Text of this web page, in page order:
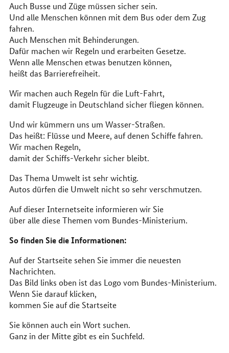
Auch Busse und Züge müssen sicher sein.
Und alle Menschen können mit dem Bus oder dem Zug
fahren.
Auch Menschen mit Behinderungen.
Dafür machen wir Regeln und erarbeiten Gesetze.
Wenn alle Menschen etwas benutzen können,
heißt das Barrierefreiheit.
Wir machen auch Regeln für die Luft-Fahrt,
damit Flugzeuge in Deutschland sicher fliegen können.
Und wir kümmern uns um Wasser-Straßen.
Das heißt: Flüsse und Meere, auf denen Schiffe fahren.
Wir machen Regeln,
damit der Schiffs-Verkehr sicher bleibt.
Das Thema Umwelt ist sehr wichtig.
Autos dürfen die Umwelt nicht so sehr verschmutzen.
Auf dieser Internetseite informieren wir Sie
über alle diese Themen vom Bundes-Ministerium.
So finden Sie die Informationen:
Auf der Startseite sehen Sie immer die neuesten
Nachrichten.
Das Bild links oben ist das Logo vom Bundes-Ministerium.
Wenn Sie darauf klicken,
kommen Sie auf die Startseite
Sie können auch ein Wort suchen.
Ganz in der Mitte gibt es ein Suchfeld.